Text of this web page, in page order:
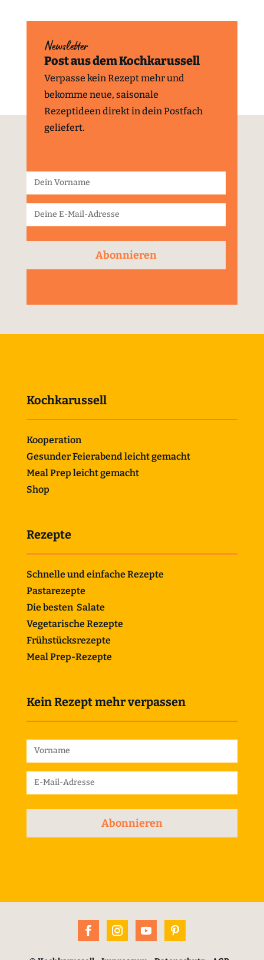
Newsletter
Post aus dem Kochkarussell
Verpasse kein Rezept mehr und
bekomme neue, saisonale
Rezeptideen direkt in dein Postfach
geliefert.
Abonnieren
Kochkarussell
Kooperation
Gesunder Feierabend leicht gemacht
Meal Prep leicht gemacht
Shop
Rezepte
Schnelle und einfache Rezepte
Pastarezepte
Die besten Salate
Vegetarische Rezepte
Frühstücksrezepte
Meal Prep-Rezepte
Kein Rezept mehr verpassen
Abonnieren